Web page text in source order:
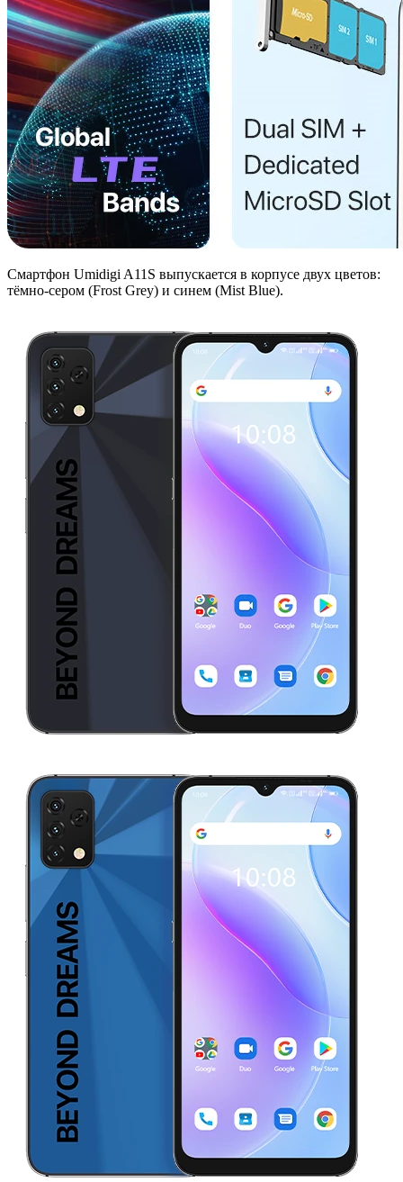
Смартфон Umidigi A11S выпускается в корпусе двух цветов:
тёмно-сером (Frost Grey) и синем (Mist Blue).